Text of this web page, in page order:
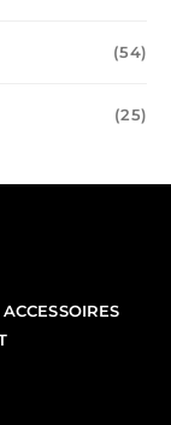
(54)
(25)
ACCESSOIRES